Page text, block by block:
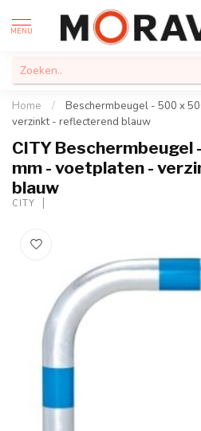
MENU
Home /
Beschermbeugel - 500 x
verzinkt - reflecterend blauw
CITY
mm - voetplaten -
blauw
CITY